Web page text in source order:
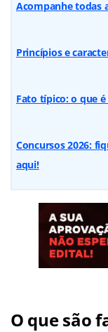
Acompanhe todas
Princípios e
Fato típico: o que
Concursos 2026:
aqui!
O que são